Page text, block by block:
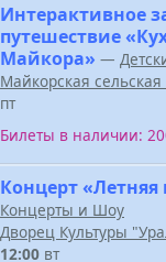
Интерактивное
путешествие
Майкора» —
Майкорская
пт
Билеты в наличии:
Концерт
Концерты и Шоу
Дворец Культуры
12:00 вт